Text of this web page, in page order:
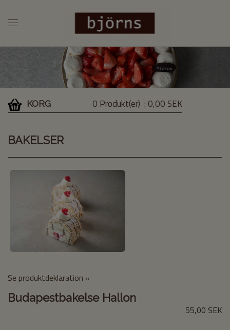
KORG 0 Produkt(er) : 0,00 SEK
BAKELSER
Se produktdeklaration »
Budapestbakelse Hallon
55,00 SEK